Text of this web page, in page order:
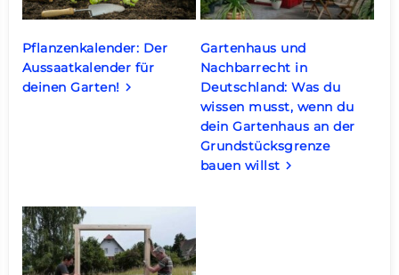
Pflanzenkalender: Der
Aussaatkalender für
deinen Garten! keyboard_arrow_right
Gartenhaus und
Nachbarrecht in
Deutschland: Was du
wissen musst, wenn du
dein Gartenhaus an der
Grundstücksgrenze
bauen willst keyboard_arrow_right